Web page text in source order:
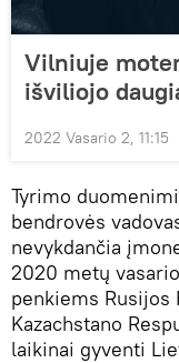
Vilniuje
išviliojo
2022 Vasario 2, 11:15
Tyrimo
bendrovės
nevykdančia
2020 metų
penkiems
Kazachstano
laikinai gyventi